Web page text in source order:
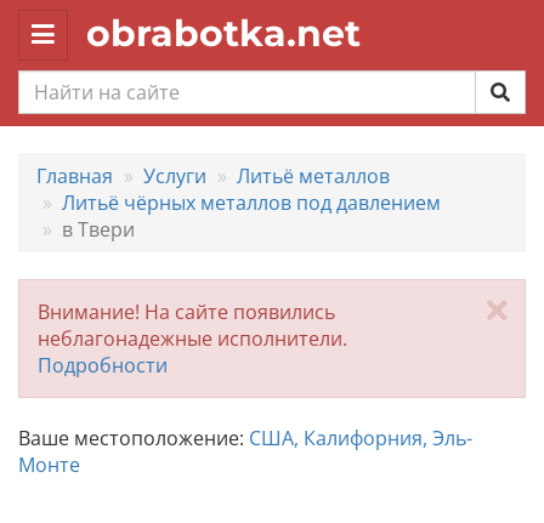
Toggle
navigation
obrabotka.net
Главная Услуги
Литьё металлов
Литьё чёрных металлов под давлением
в Твери
Внимание! На сайте появились
неблагонадежные исполнители.
Подробности
Ваше местоположение: США, Калифорния, Эль-
Монте